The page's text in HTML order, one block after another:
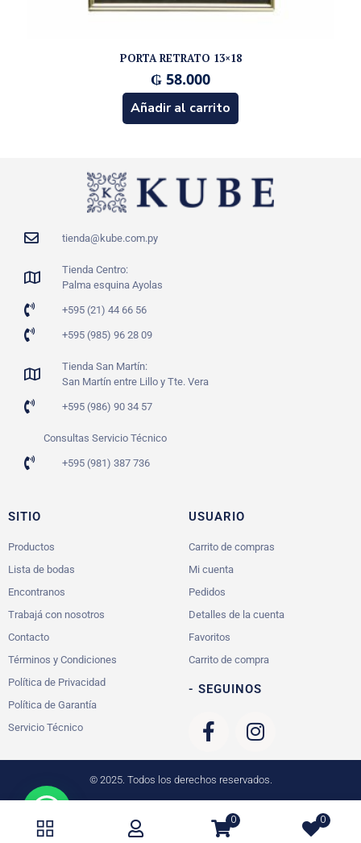
PORTA RETRATO 13×18
₲ 58.000
Añadir al carrito
tienda@kube.com.py
Tienda Centro:
Palma esquina Ayolas
+595 (21) 44 66 56
+595 (985) 96 28 09
Tienda San Martín:
San Martín entre Lillo y Tte. Vera
+595 (986) 90 34 57
Consultas Servicio Técnico
+595 (981) 387 736
SITIO
Productos
Lista de bodas
Encontranos
Trabajá con nosotros
Contacto
Términos y Condiciones
Política de Privacidad
Política de Garantía
Servicio Técnico
USUARIO
Carrito de compras
Mi cuenta
Pedidos
Detalles de la cuenta
Favoritos
Carrito de compra
- SEGUINOS
© 2025. Todos los derechos reservados.
0 0